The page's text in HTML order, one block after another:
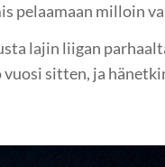
pelaamaan milloin
lajin liigan
sitten, ja